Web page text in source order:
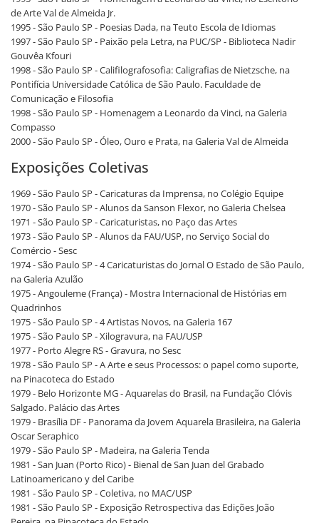
de Arte Val de Almeida Jr.
1995 - São Paulo SP - Poesias Dada, na Teuto Escola de Idiomas
1997 - São Paulo SP - Paixão pela Letra, na PUC/SP - Biblioteca Nadir
Gouvêa Kfouri
1998 - São Paulo SP - Califilografosofia: Caligrafias de Nietzsche, na
Pontifícia Universidade Católica de São Paulo. Faculdade de
Comunicação e Filosofia
1998 - São Paulo SP - Homenagem a Leonardo da Vinci, na Galeria
Compasso
2000 - São Paulo SP - Óleo, Ouro e Prata, na Galeria Val de Almeida
Exposições Coletivas
1969 - São Paulo SP - Caricaturas da Imprensa, no Colégio Equipe
1970 - São Paulo SP - Alunos da Sanson Flexor, no Galeria Chelsea
1971 - São Paulo SP - Caricaturistas, no Paço das Artes
1973 - São Paulo SP - Alunos da FAU/USP, no Serviço Social do
Comércio - Sesc
1974 - São Paulo SP - 4 Caricaturistas do Jornal O Estado de São Paulo,
na Galeria Azulão
1975 - Angouleme (França) - Mostra Internacional de Histórias em
Quadrinhos
1975 - São Paulo SP - 4 Artistas Novos, na Galeria 167
1975 - São Paulo SP - Xilogravura, na FAU/USP
1977 - Porto Alegre RS - Gravura, no Sesc
1978 - São Paulo SP - A Arte e seus Processos: o papel como suporte,
na Pinacoteca do Estado
1979 - Belo Horizonte MG - Aquarelas do Brasil, na Fundação Clóvis
Salgado. Palácio das Artes
1979 - Brasília DF - Panorama da Jovem Aquarela Brasileira, na Galeria
Oscar Seraphico
1979 - São Paulo SP - Madeira, na Galeria Tenda
1981 - San Juan (Porto Rico) - Bienal de San Juan del Grabado
Latinoamericano y del Caribe
1981 - São Paulo SP - Coletiva, no MAC/USP
1981 - São Paulo SP - Exposição Retrospectiva das Edições João